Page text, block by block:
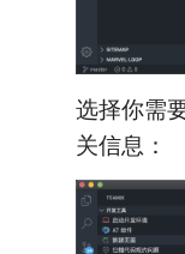
选择你需
关信息：